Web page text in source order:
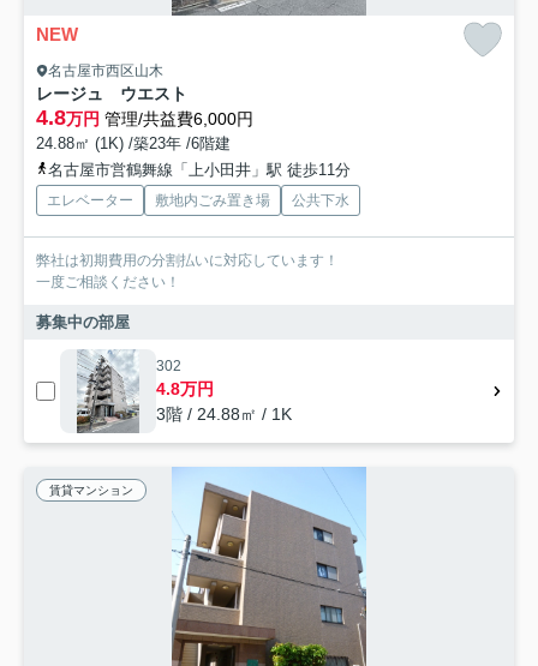
NEW
名古屋市西区山木
レージュ ウエスト
4.8万円 管理/共益費6,000円
24.88㎡ (1K) /築23年 /6階建
名古屋市営鶴舞線「上小田井」駅 徒歩11分
エレベーター 敷地内ごみ置き場 公共下水
弊社は初期費用の分割払いに対応しています！
一度ご相談ください！
募集中の部屋
302
4.8万円
3階 / 24.88㎡ / 1K
賃貸マンション